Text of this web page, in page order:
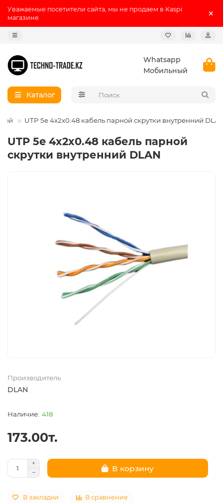
Уважаемые посетители сайта, мы не продаем в Kaspi
магазине
Whatsapp
Мобильный
Каталог
UTP 5e 4x2x0.48 кабель парной скрутки внутренний
UTP 5e 4x2x0.48 кабель парной
скрутки внутренний DLAN
Производитель
DLAN
418
173.00т.
В корзину
В закладки В сравнение